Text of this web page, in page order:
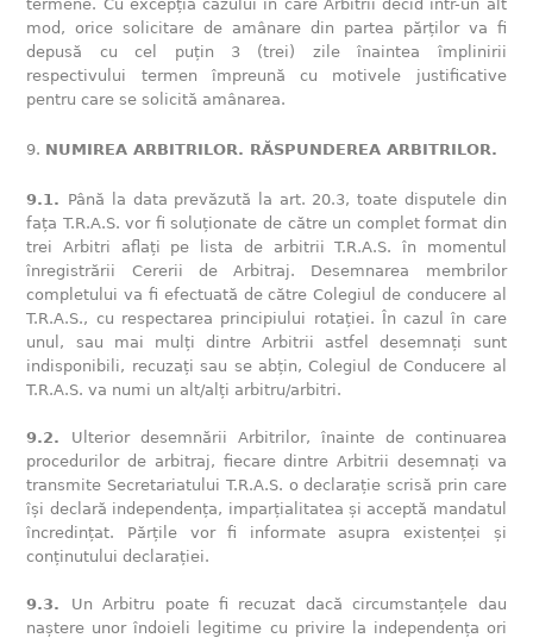
termene. Cu excepția cazului în care Arbitrii decid într-un alt
mod, orice solicitare de amânare din partea părților va fi
depusă cu cel puțin 3 (trei) zile înaintea împlinirii
respectivului termen împreună cu motivele justificative
pentru care se solicită amânarea.
NUMIREA ARBITRILOR. RĂSPUNDEREA ARBITRILOR.
9.1. Până la data prevăzută la art. 20.3, toate disputele din
fața T.R.A.S. vor fi soluționate de către un complet format din
trei Arbitri aflați pe lista de arbitrii T.R.A.S. în momentul
înregistrării Cererii de Arbitraj. Desemnarea membrilor
completului va fi efectuată de către Colegiul de conducere al
T.R.A.S., cu respectarea principiului rotației. În cazul în care
unul, sau mai mulți dintre Arbitrii astfel desemnați sunt
indisponibili, recuzați sau se abțin, Colegiul de Conducere al
T.R.A.S. va numi un alt/alți arbitru/arbitri.
9.2. Ulterior desemnării Arbitrilor, înainte de continuarea
procedurilor de arbitraj, fiecare dintre Arbitrii desemnați va
transmite Secretariatului T.R.A.S. o declarație scrisă prin care
își declară independența, imparțialitatea și acceptă mandatul
încredințat. Părțile vor fi informate asupra existenței și
conținutului declarației.
9.3. Un Arbitru poate fi recuzat dacă circumstanțele dau
naștere unor îndoieli legitime cu privire la independența ori